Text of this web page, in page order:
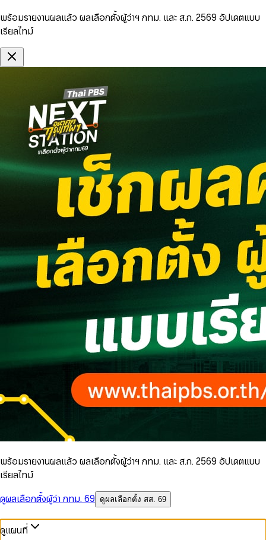
พร้อมรายงานผลแล้ว ผลเลือกตั้งผู้ว่าฯ กทม. และ ส.ก. 2569 อัปเดตแบบ
เรียลไทม์
พร้อมรายงานผลแล้ว ผลเลือกตั้งผู้ว่าฯ กทม. และ ส.ก. 2569 อัปเดตแบบ
เรียลไทม์
ดูผลเลือกตั้งผู้ว่า กทม. 69
ดูผลเลือกตั้ง สส. 69
ดูแผนที่